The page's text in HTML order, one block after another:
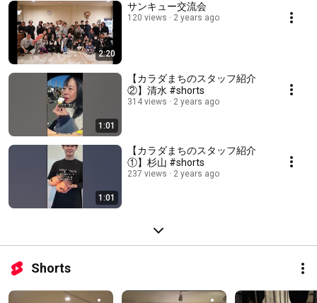
2:20
サンキュー交流会
120 views 2 years ago
1:01
【カラダまちのスタッフ紹介
②】清水 #shorts
314 views 2 years ago
1:01
【カラダまちのスタッフ紹介
①】杉山 #shorts
237 views 2 years ago
Shorts